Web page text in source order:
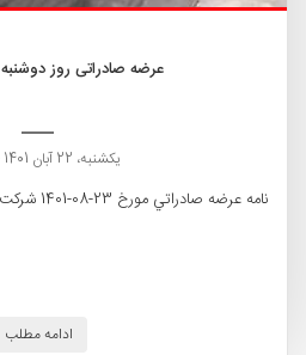
عرضه صادراتی روز دوشنبه 23 آبان 1401
یکشنبه، 22 آبان 1401 - 09:42
نامه عرضه صادراتي مورخ 23-08-1401 شركت نفت پاسارگاد
ادامه مطلب